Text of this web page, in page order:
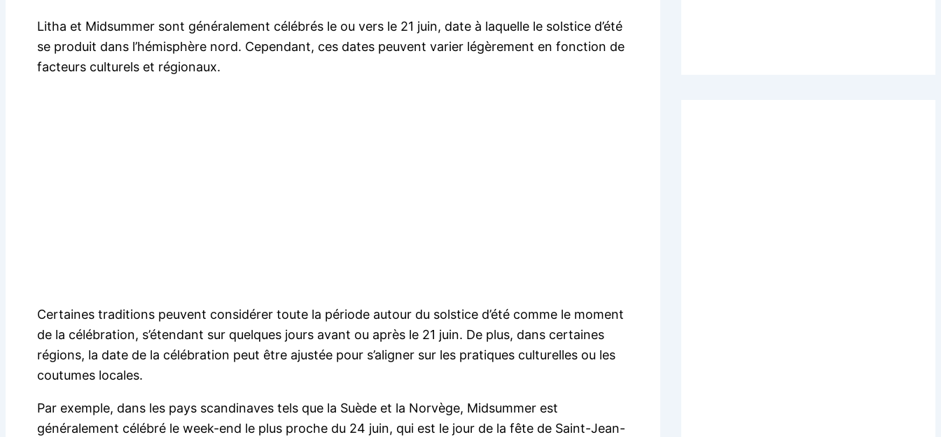
Litha et Midsummer sont généralement célébrés le ou vers le 21 juin, date à laquelle le solstice d’été
se produit dans l’hémisphère nord. Cependant, ces dates peuvent varier légèrement en fonction de
facteurs culturels et régionaux.
Certaines traditions peuvent considérer toute la période autour du solstice d’été comme le moment
de la célébration, s’étendant sur quelques jours avant ou après le 21 juin. De plus, dans certaines
régions, la date de la célébration peut être ajustée pour s’aligner sur les pratiques culturelles ou les
coutumes locales.
Par exemple, dans les pays scandinaves tels que la Suède et la Norvège, Midsummer est
généralement célébré le week-end le plus proche du 24 juin, qui est le jour de la fête de Saint-Jean-